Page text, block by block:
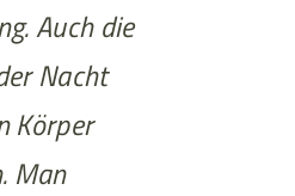
Auch die
Nacht
Körper
Man